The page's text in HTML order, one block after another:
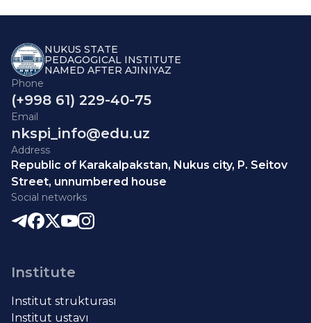
NUKUS STATE
PEDAGOGICAL INSTITUTE
NAMED AFTER AJINIYAZ
Phone
(+998 61) 229-40-75
Email
nkspi_info@edu.uz
Address
Republic of Karakalpakstan, Nukus city, P. Seitov
Street, unnumbered house
Social networks
Institute
Institut strukturası
Institut ustavı